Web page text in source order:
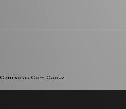
Camisolas Com Capuz